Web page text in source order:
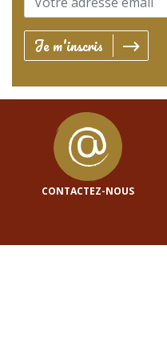
Je m'inscris
CONTACTEZ-NOUS